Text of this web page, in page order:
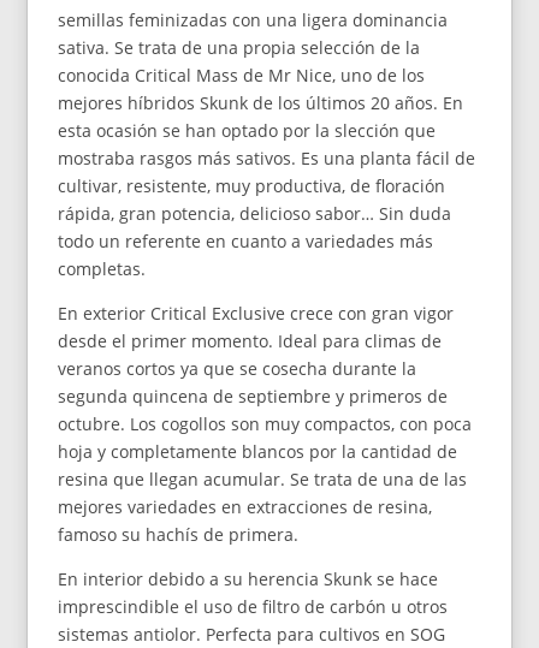
semillas feminizadas con una ligera dominancia
sativa. Se trata de una propia selección de la
conocida Critical Mass de Mr Nice, uno de los
mejores híbridos Skunk de los últimos 20 años. En
esta ocasión se han optado por la slección que
mostraba rasgos más sativos. Es una planta fácil de
cultivar, resistente, muy productiva, de floración
rápida, gran potencia, delicioso sabor… Sin duda
todo un referente en cuanto a variedades más
completas.
En exterior Critical Exclusive crece con gran vigor
desde el primer momento. Ideal para climas de
veranos cortos ya que se cosecha durante la
segunda quincena de septiembre y primeros de
octubre. Los cogollos son muy compactos, con poca
hoja y completamente blancos por la cantidad de
resina que llegan acumular. Se trata de una de las
mejores variedades en extracciones de resina,
famoso su hachís de primera.
En interior debido a su herencia Skunk se hace
imprescindible el uso de filtro de carbón u otros
sistemas antiolor. Perfecta para cultivos en SOG